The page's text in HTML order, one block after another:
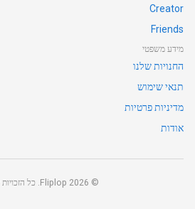
Creator
Friends
מידע משפטי
החנויות שלנו
תנאי שימוש
מדיניות פרטיות
אודות
©
2026